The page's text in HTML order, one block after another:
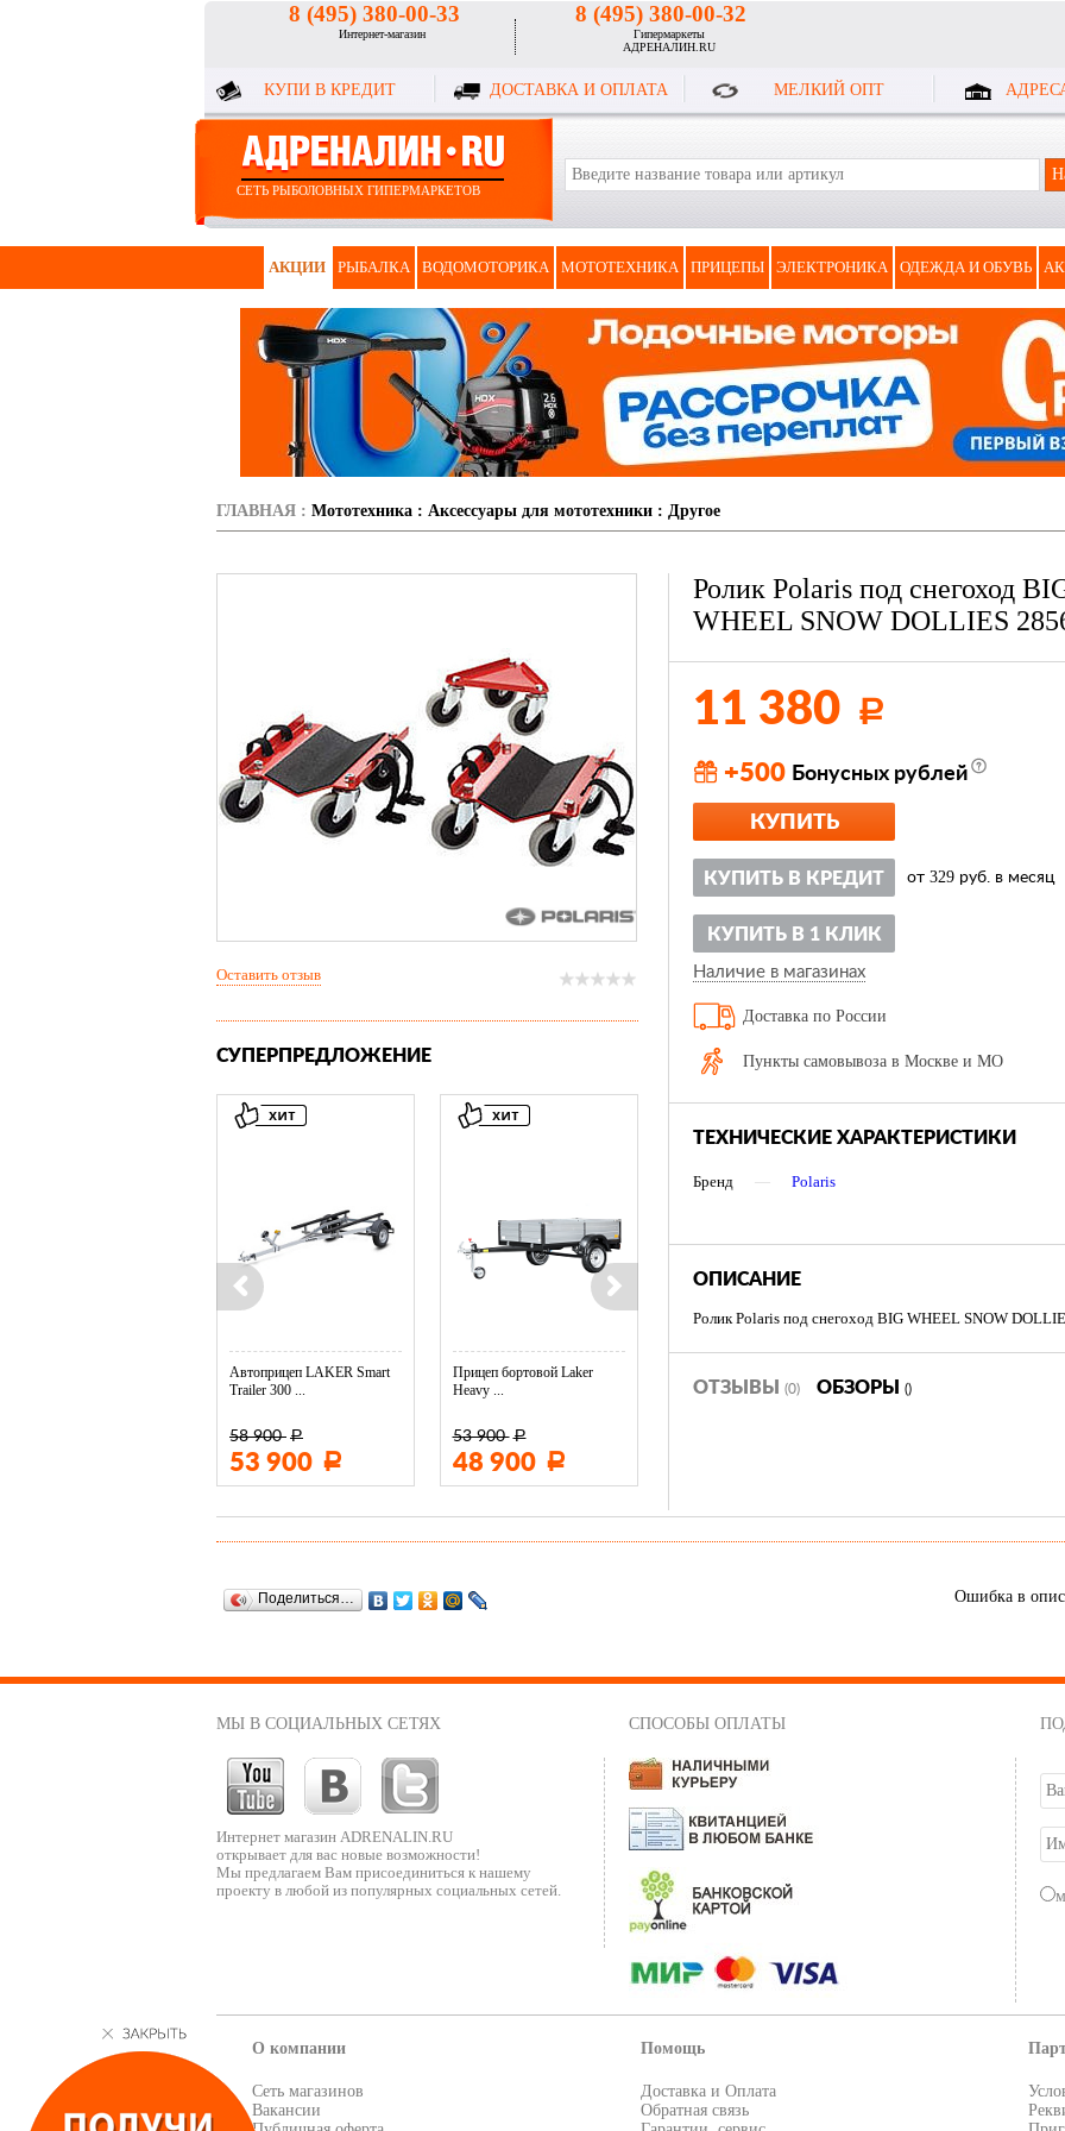
8 (495) 380-00-33
Интернет-магазин
8 (495) 380-00-32
Гипермаркеты
АДРЕНАЛИН.RU
КУПИ В КРЕДИТ ДОСТАВКА И ОПЛАТА МЕЛКИЙ ОПТ
СЕТЬ РЫБОЛОВНЫХ ГИПЕРМАРКЕТОВ
АКЦИИ РЫБАЛКА ВОДОМОТОРИКА МОТОТЕХНИКА ПРИЦЕПЫ ЭЛЕКТРОНИКА ОДЕЖДА И ОБУВЬ
ГЛАВНАЯ : Мототехника : Аксессуары для мототехники : Другое
Ролик Polaris под снегоход
WHEEL SNOW DOLLIES
11 380 Р
+500 Бонусных рублей
КУПИТЬ
КУПИТЬ В КРЕДИТ от 329 руб. в месяц
КУПИТЬ В 1 КЛИК
Наличие в магазинах
Доставка по России
Пункты самовывоза в Москве и МО
ТЕХНИЧЕСКИЕ ХАРАКТЕРИСТИКИ
Бренд — Polaris
ОПИСАНИЕ
Ролик Polaris под снегоход BIG WHEEL SNOW
ОТЗЫВЫ (0) ОБЗОРЫ ()
Оставить отзыв
СУПЕРПРЕДЛОЖЕНИЕ
Автоприцеп LAKER Smart
Trailer 300 ...
58 900 Р
53 900 Р
Прицеп бортовой Laker
Heavy ...
53 900 Р
48 900 Р
...
Ошибка в
Поделиться…
МЫ В СОЦИАЛЬНЫХ СЕТЯХ
Интернет магазин ADRENALIN.RU
открывает для вас новые возможности!
Мы предлагаем Вам присоединиться к нашему
проекту в любой из популярных социальных сетей.
СПОСОБЫ ОПЛАТЫ
О компании
Сеть магазинов
Вакансии
Помощь
Доставка и Оплата
Обратная связь